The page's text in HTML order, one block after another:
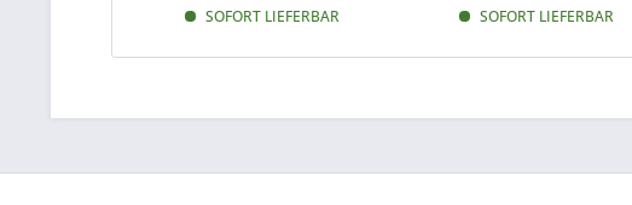
SOFORT LIEFERBAR SOFORT LIEFERBAR